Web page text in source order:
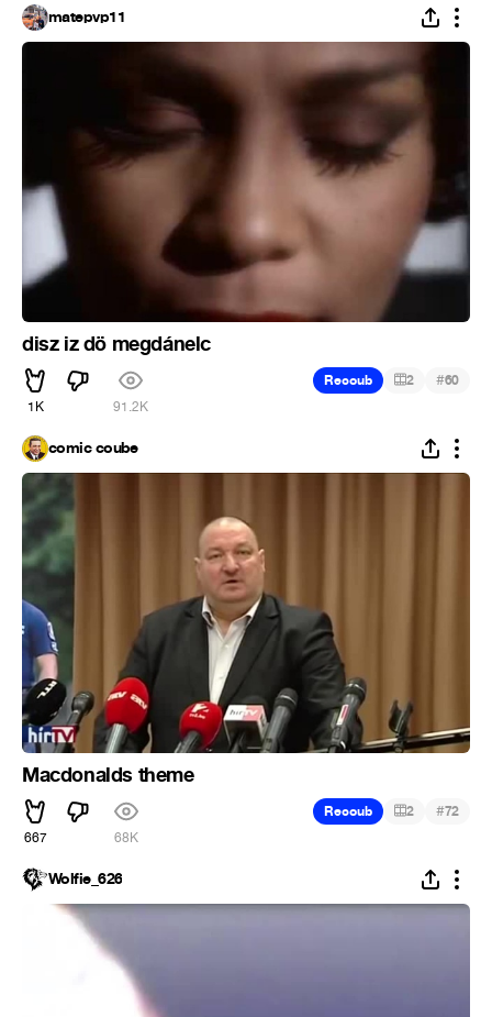
matepvp11
disz iz dö megdánelc
1K 91.2K
Recoub 2 #60
comic coube
Macdonalds theme
667 68K
Recoub 2 #72
Wolfie_626